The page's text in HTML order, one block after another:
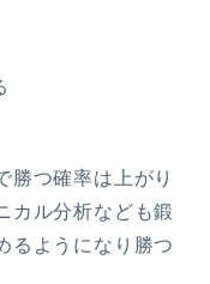
勝つ確率は上がり
カル分析なども鍛
るようになり勝つ